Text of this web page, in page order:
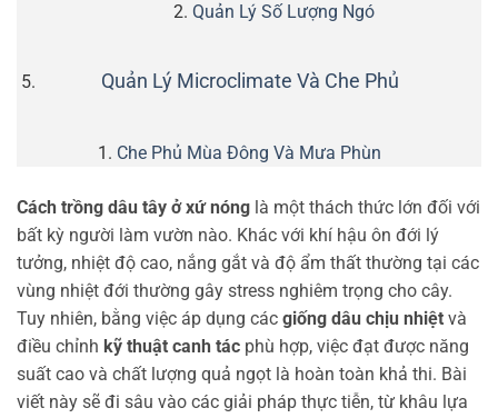
Quản Lý Số Lượng Ngó
Quản Lý Microclimate Và Che Phủ
Che Phủ Mùa Đông Và Mưa Phùn
Cách trồng dâu tây ở xứ nóng là một thách thức lớn đối với
bất kỳ người làm vườn nào. Khác với khí hậu ôn đới lý
tưởng, nhiệt độ cao, nắng gắt và độ ẩm thất thường tại các
vùng nhiệt đới thường gây stress nghiêm trọng cho cây.
Tuy nhiên, bằng việc áp dụng các giống dâu chịu nhiệt và
điều chỉnh kỹ thuật canh tác phù hợp, việc đạt được năng
suất cao và chất lượng quả ngọt là hoàn toàn khả thi. Bài
viết này sẽ đi sâu vào các giải pháp thực tiễn, từ khâu lựa